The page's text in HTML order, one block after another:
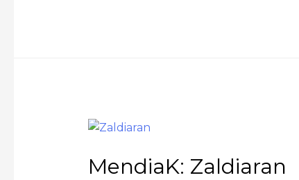
MendiaK: Zaldiaran